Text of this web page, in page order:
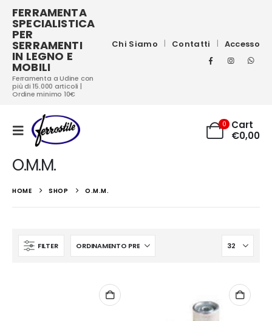
FERRAMENTA
SPECIALISTICA
PER
SERRAMENTI
IN LEGNO E
MOBILI
Ferramenta a Udine con
più di 15.000 articoli |
Ordine minimo 10€
Chi Siamo Contatti Accesso
0
Cart
€0,00
O.M.M.
HOME SHOP O.M.M.
FILTER